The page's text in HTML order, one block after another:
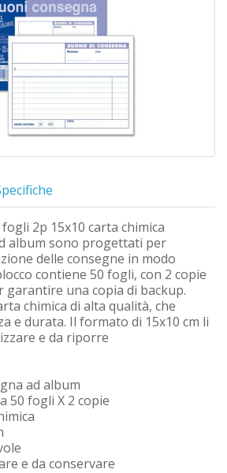
2p 15x10 carta chimica
album sono progettati per
delle consegne in modo
contiene 50 fogli, con 2 copie
garantire una copia di backup.
chimica di alta qualità, che
e durata. Il formato di 15x10 cm li
e da riporre
ad album
50 fogli X 2 copie
e da conservare